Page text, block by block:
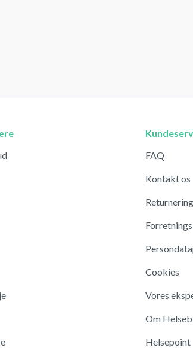
FAQ
Kontakt os
Returnering
Cookies
Vores
Om
Helsepoint